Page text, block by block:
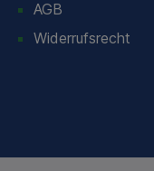
AGB
Widerrufsrecht